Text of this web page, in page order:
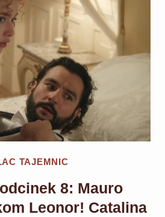
MAURO
ODWIEDZA
TERESĘ
NOCY!
TAJEMNIC
8: Mauro
Leonor! Catalina